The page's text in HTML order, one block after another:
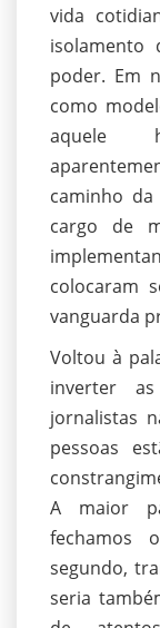
vida
isolamento
poder. Em
como
aquele
caminho
cargo de
colocaram
vanguarda
Voltou à
inverter
jornalistas
pessoas
A maior
fechamos
segundo,
seria